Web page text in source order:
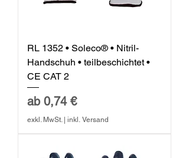
RL 1352 • Soleco® • Nitril-
Handschuh • teilbeschichtet •
CE CAT 2
ab 0,74 €
Sale-Preis
exkl. MwSt.| inkl. Versand